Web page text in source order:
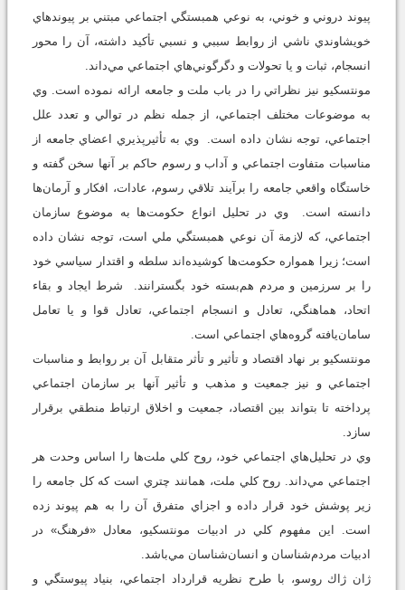
پيوند دروني و خوني، به نوعي همبستگي اجتماعي مبتني بر پيوندهاي
خويشاوندي ناشي از روابط سببي و نسبي تأكيد داشته، آن را محور
انسجام، ثبات و يا تحولات و دگرگوني‌هاي اجتماعي مي‌داند.
مونتسكيو نيز نظراتي را در باب ملت و جامعه ارائه نموده است. وي
به موضوعات مختلف اجتماعي، از جمله نظم در توالي و تعدد علل
اجتماعي، توجه نشان داده است. وي به تأثير‌پذيري اعضاي جامعه از
مناسبات متفاوت اجتماعي و آداب و رسوم حاكم بر آنها سخن گفته و
خاستگاه واقعي جامعه را برآيند تلاقي رسوم، عادات، افكار و آرمان‌ها
دانسته‌ است. وي در تحليل انواع حكومت‌ها به موضوع سازمان
اجتماعي، كه لازمة آن نوعي همبستگي ملي است، توجه نشان داده
است؛ زيرا همواره حكومت‌ها كوشيده‌اند سلطه و اقتدار سياسي خود
را بر سرزمين و مردم هم‌بسته خود بگسترانند. شرط ايجاد و بقاء
اتحاد، هماهنگي، تعادل و انسجام اجتماعي، تعادل قوا و يا تعامل
سامان‌يافته گروه‌هاي اجتماعي است.
مونتسكيو بر نهاد اقتصاد و تأثير و تأثر متقابل آن بر روابط و مناسبات
اجتماعي و نيز جمعيت و مذهب و تأثير آنها بر سازمان اجتماعي
پرداخته تا بتواند بين اقتصاد، جمعيت و اخلاق ارتباط منطقي برقرار
سازد.
وي در تحليل‌هاي اجتماعي خود، روح كلي ملت‌ها را اساس وحدت هر
اجتماعي مي‌داند. روح كلي ملت، همانند چتري است كه كل جامعه را
زير پوشش خود قرار داده و اجزاي متفرق آن را به هم پيوند زده
است. اين مفهوم كلي در ادبيات مونتسكيو، معادل «فرهنگ» در
ادبيات مردم‌شناسان و انسان‌شناسان مي‌باشد.
ژان ژاك روسو، با طرح نظريه قرارداد اجتماعي، بنياد پيوستگي و